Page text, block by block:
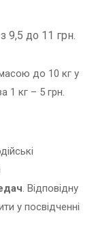
9,5 до 11 грн.
масою до 10 кг у
1 кг – 5 грн.
. Відповідну
у посвідченні